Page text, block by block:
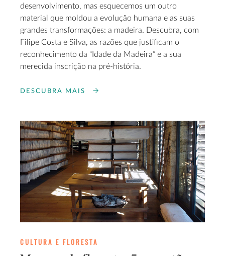
desenvolvimento, mas esquecemos um outro
material que moldou a evolução humana e as suas
grandes transformações: a madeira. Descubra, com
Filipe Costa e Silva, as razões que justificam o
reconhecimento da “Idade da Madeira” e a sua
merecida inscrição na pré-história.
DESCUBRA MAIS
CULTURA E FLORESTA